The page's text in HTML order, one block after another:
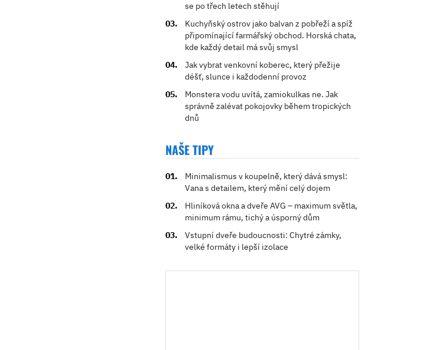
se po třech letech stěhují
Kuchyňský ostrov jako balvan z pobřeží a spíž
připomínající farmářský obchod. Horská chata,
kde každý detail má svůj smysl
Jak vybrat venkovní koberec, který přežije
déšť, slunce i každodenní provoz
Monstera vodu uvítá, zamiokulkas ne. Jak
správně zalévat pokojovky během tropických
dnů
NAŠE TIPY
Minimalismus v koupelně, který dává smysl:
Vana s detailem, který mění celý dojem
Hliníková okna a dveře AVG – maximum světla,
minimum rámu, tichý a úsporný dům
Vstupní dveře budoucnosti: Chytré zámky,
velké formáty i lepší izolace